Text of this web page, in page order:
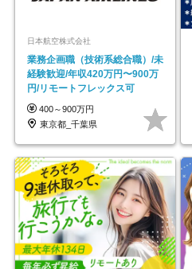
日本航空株式会社
業務企画職（技術系総合職）/未
経験歓迎/年収420万円〜900万
円/リモートフレックス可
400～900万円
東京都_千葉県